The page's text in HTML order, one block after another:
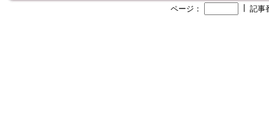
ページ：
記事